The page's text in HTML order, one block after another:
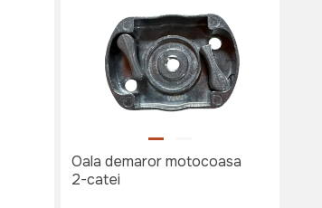
Oala demaror motocoasa
2-catei